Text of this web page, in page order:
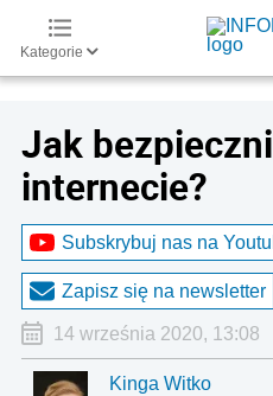
Kategorie
Jak
internecie?
Subskrybuj nas na
Zapisz się na newsletter
14 września 2020, 13:08
Kinga Witko